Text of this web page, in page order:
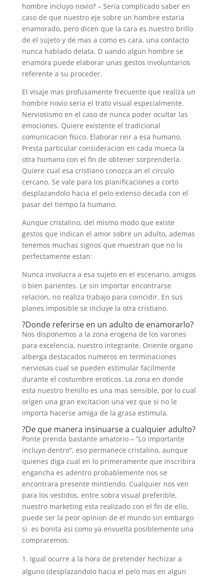
hombre incluyo novio? – Seri­a complicado saber en
caso de que nuestro eje sobre un hombre estaria
enamorado, pero dicen que la cara es nuestro brillo
de el sujeto y de mas a como es cara, una contacto
nunca hablado delata. D uando algun hombre se
enamora puede elaborar unas gestos involuntarios
referente a su proceder.
El visaje mas profusamente frecuente que realiza un
hombre novio seri­a el trato visual especialmente.
Nerviosismo en el caso de nunca poder ocultar las
emociones. Quiere existente el tradicional
comunicacion fisico. Elaborar reir a esa humano.
Presta particular consideracion en cada mueca la
otra humano con el fin de obtener sorprenderla.
Quiere cual esa cristiano conozca an el circulo
cercano. Se vale para los planificaciones a corto
desplazandolo hacia el pelo extenso decada con el
pasar del tiempo la humano.
Aunque cristalino, del mismo modo que existe
gestos que indican el amor sobre un adulto, ademas
tenemos muchas signos que muestran que no lo
perfectamente estan:
Nunca involucra a esa sujeto en el escenario, amigos
o bien parientes. Le sin importar encontrarse
relacion, no realiza trabajo para coincidir. En sus
planes imposible se incluye la otra cristiano.
?Donde referirse en un adulto de enamorarlo?
Nos disponemos a la zona erogena de los varones
para excelencia, nuestro integrante. Oriente organo
alberga destacados numeros en terminaciones
nerviosas cual se pueden estimular facilmente
durante el costumbre eroticos. La zona en donde
esta nuestro frenillo es una mas sensible, por lo cual
origen una gran excitacion una vez que si no le
importa hacerse amiga de la grasa estimula.
?De que manera insinuarse a cualquier adulto?
Ponte prenda bastante amatorio – “Lo importante
incluyo dentro”, eso permanece cristalino, aunque
quienes diga cual en lo primeramente que inscribira
engancha es adentro probablemente nos se
encontrara presente mintiendo. Cualquier nos ven
para los vestidos, entre sobra visual preferible,
nuestro marketing esta realizado con el fin de ello,
puede ser la peor opinion de el mundo sin embargo
si es bonita asi­ como ya envuelta posiblemente una
compraremos.
Igual ocurre a la hora de pretender hechizar a
alguno (desplazandolo hacia el pelo mas en algun